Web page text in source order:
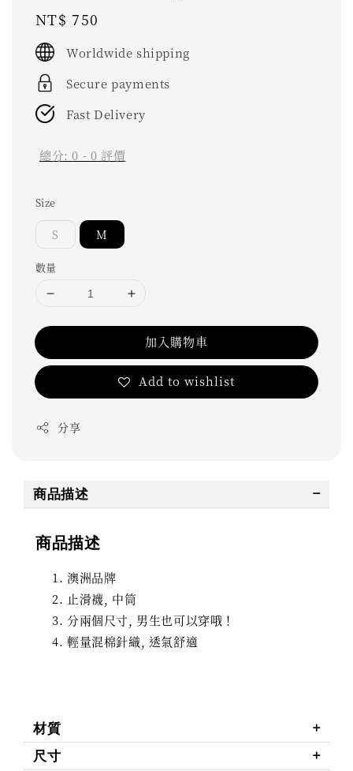
Regular
price
NT$ 750
Worldwide shipping
Secure payments
Fast Delivery
總分:0 - 0 評價
Size
S M
數量
加入購物車
Add to wishlist
分享
商品描述
商品描述
澳洲品牌
止滑襪, 中筒
分兩個尺寸, 男生也可以穿哦！
輕量混棉針織, 透氣舒適
材質
尺寸